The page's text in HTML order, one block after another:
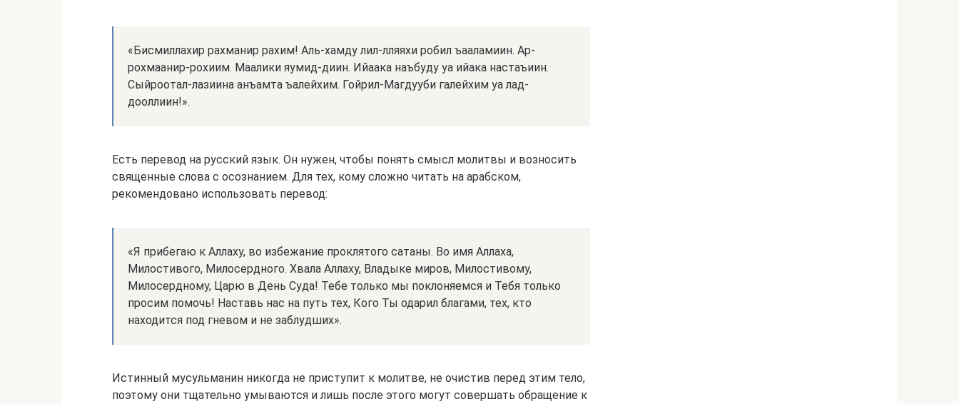
«Бисмиллахир рахманир рахим! Аль-хамду лил-лляяхи робил ъааламиин. Ар-
рохмаанир-рохиим. Маалики яумид-диин. Ийаака наъбуду уа ийака настаъиин.
Сыйроотал-лазиина анъамта ъалейхим. Гойрил-Магдууби галейхим уа лад-
дооллиин!».
Есть перевод на русский язык. Он нужен, чтобы понять смысл молитвы и возносить
священные слова с осознанием. Для тех, кому сложно читать на арабском,
рекомендовано использовать перевод:
«Я прибегаю к Аллаху, во избежание проклятого сатаны. Во имя Аллаха,
Милостивого, Милосердного. Хвала Аллаху, Владыке миров, Милостивому,
Милосердному, Царю в День Суда! Тебе только мы поклоняемся и Тебя только
просим помочь! Наставь нас на путь тех, Кого Ты одарил благами, тех, кто
находится под гневом и не заблудших».
Истинный мусульманин никогда не приступит к молитве, не очистив перед этим тело,
поэтому они тщательно умываются и лишь после этого могут совершать обращение к